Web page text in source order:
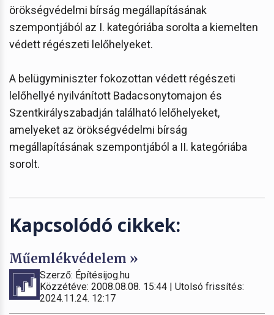
örökségvédelmi bírság megállapításának
szempontjából az I. kategóriába sorolta a kiemelten
védett régészeti lelőhelyeket.
A belügyminiszter fokozottan védett régészeti
lelőhellyé nyilvánított Badacsonytomajon és
Szentkirályszabadján található lelőhelyeket,
amelyeket az örökségvédelmi bírság
megállapításának szempontjából a II. kategóriába
sorolt.
Kapcsolódó cikkek:
Műemlékvédelem »
Szerző: Építésijog.hu
Közzétéve: 2008.08.08. 15:44 | Utolsó frissítés:
2024.11.24. 12:17